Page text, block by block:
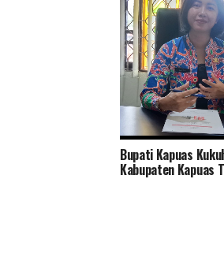
Tingkatkan
Lingkungan Distan
Bupati Kapuas
Kabupaten Kapuas